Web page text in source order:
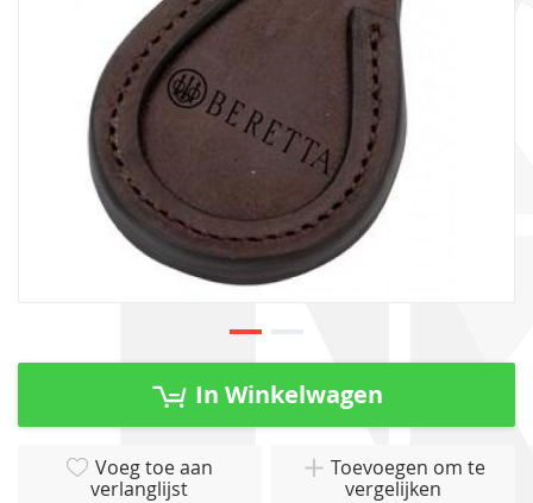
Ga
In Winkelwagen
Voeg toe aan
verlanglijst
Toevoegen om te
vergelijken